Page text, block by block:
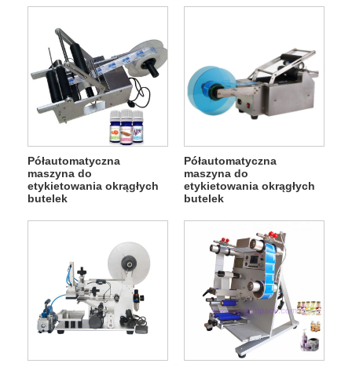
Półautomatyczna
maszyna do
etykietowania okrągłych
butelek
Półautomatyczna
maszyna do
etykietowania okrągłych
butelek